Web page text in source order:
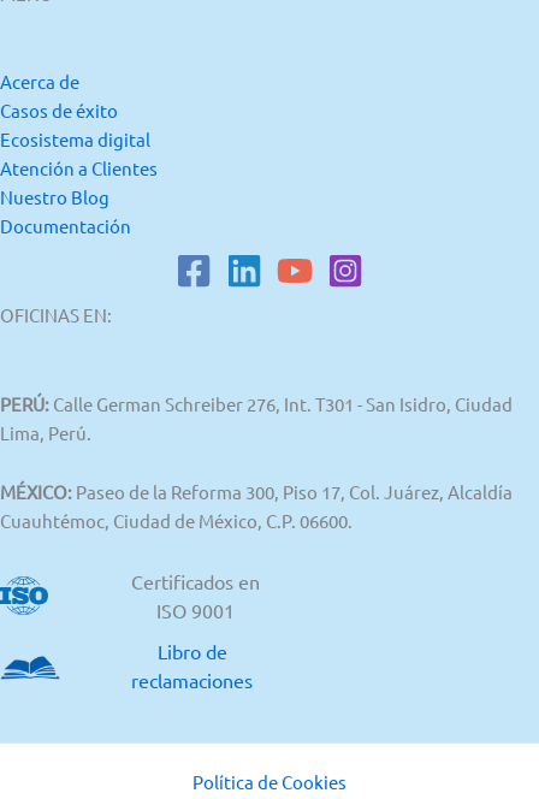
Acerca de
Casos de éxito
Ecosistema digital
Atención a Clientes
Nuestro Blog
Documentación
OFICINAS EN:
PERÚ: Calle German Schreiber 276, Int. T301 - San Isidro, Ciudad
Lima, Perú.
MÉXICO: Paseo de la Reforma 300, Piso 17, Col. Juárez, Alcaldía
Cuauhtémoc, Ciudad de México, C.P. 06600.
Certificados en
ISO 9001
Libro de
reclamaciones
Política de Cookies